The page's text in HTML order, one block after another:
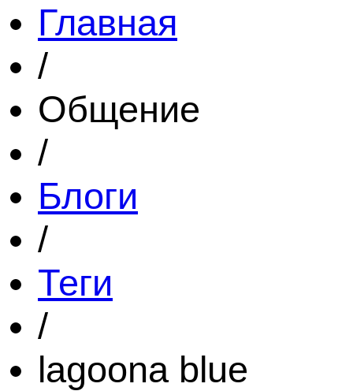
Главная
/
Общение
/
Блоги
/
Теги
/
lagoona blue